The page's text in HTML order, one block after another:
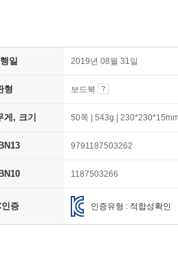
일 2019년 08월 31일
형 보드북
게, 크기 50쪽 | 543g |
9791187503262
1187503266
인증 인증유형 : 적합성확인